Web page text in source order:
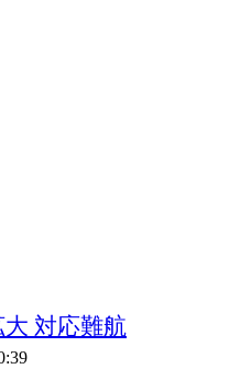
対応難航